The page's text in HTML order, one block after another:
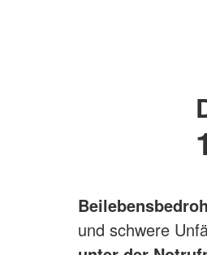
Bei
und schwere